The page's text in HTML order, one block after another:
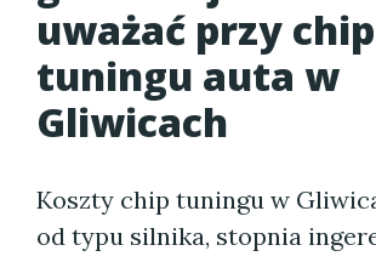
uważać przy chip
tuningu auta w
Gliwicach
Koszty chip tuningu w
od typu silnika, stopnia